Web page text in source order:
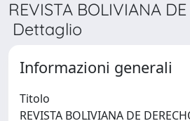
REVISTA BOLIVIANA
Dettaglio
Informazioni generali
Titolo